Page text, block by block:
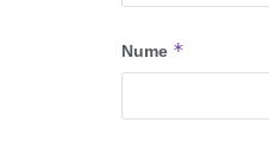
Nume *